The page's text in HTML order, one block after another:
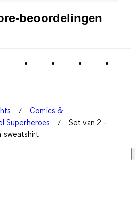
beoordelingen
Comics &
Superheroes
Set van 2 -
sweatshirt